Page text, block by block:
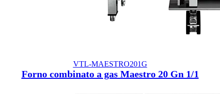
VTL-MAESTRO201G
Forno combinato a gas Maestro 20 Gn 1/1